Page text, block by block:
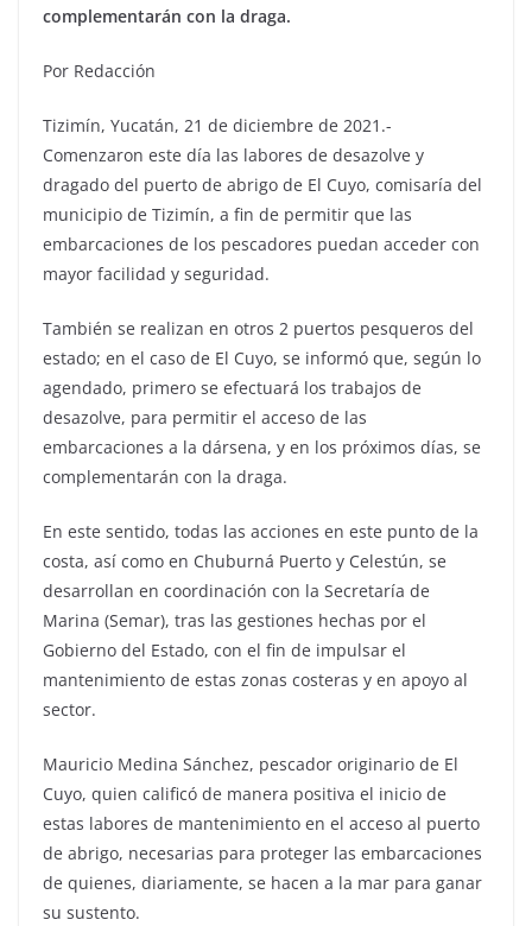
complementarán con la draga.
Por Redacción
Tizimín, Yucatán, 21 de diciembre de 2021.-
Comenzaron este día las labores de desazolve y
dragado del puerto de abrigo de El Cuyo, comisaría del
municipio de Tizimín, a fin de permitir que las
embarcaciones de los pescadores puedan acceder con
mayor facilidad y seguridad.
También se realizan en otros 2 puertos pesqueros del
estado; en el caso de El Cuyo, se informó que, según lo
agendado, primero se efectuará los trabajos de
desazolve, para permitir el acceso de las
embarcaciones a la dársena, y en los próximos días, se
complementarán con la draga.
En este sentido, todas las acciones en este punto de la
costa, así como en Chuburná Puerto y Celestún, se
desarrollan en coordinación con la Secretaría de
Marina (Semar), tras las gestiones hechas por el
Gobierno del Estado, con el fin de impulsar el
mantenimiento de estas zonas costeras y en apoyo al
sector.
Mauricio Medina Sánchez, pescador originario de El
Cuyo, quien calificó de manera positiva el inicio de
estas labores de mantenimiento en el acceso al puerto
de abrigo, necesarias para proteger las embarcaciones
de quienes, diariamente, se hacen a la mar para ganar
su sustento.